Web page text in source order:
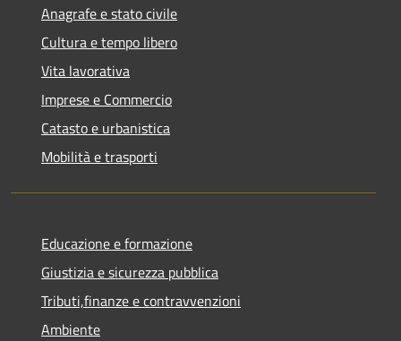
Anagrafe e stato civile
Cultura e tempo libero
Vita lavorativa
Imprese e Commercio
Catasto e urbanistica
Mobilità e trasporti
Educazione e formazione
Giustizia e sicurezza pubblica
Tributi,finanze e contravvenzioni
Ambiente